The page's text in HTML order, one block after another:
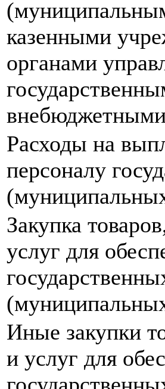
казенными
органами
Расходы на
персоналу
Закупка
услуг для
Иные закупки
и услуг для